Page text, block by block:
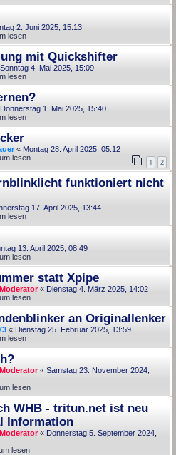
2. Juni 2025, 15:13
lesen
mit Quickshifter
Sonntag 4. Mai 2025, 15:09
lesen
Donnerstag 1. Mai 2025, 15:40
lesen
« Montag 28. April 2025, 05:12
1 2
lesen
funktioniert nicht
17. April 2025, 13:44
lesen
13. April 2025, 08:49
lesen
statt Xpipe
« Dienstag 4. März 2025, 14:02
lesen
an Originallenker
« Dienstag 25. Februar 2025, 13:59
lesen
« Samstag 23. November 2024,
lesen
WHB - tritun.net ist neu
Information
« Donnerstag 5. September 2024,
lesen